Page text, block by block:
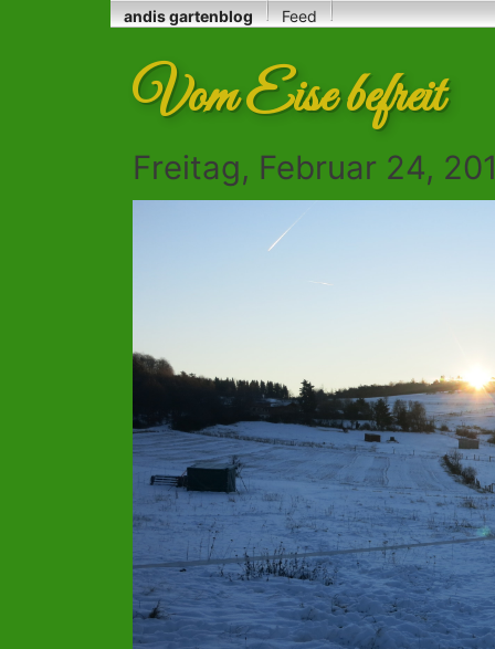
andis gartenblog Feed
Vom Eise befreit
Freitag, Februar 24,